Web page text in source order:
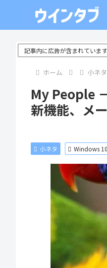
記事内に広告が含まれています
ホーム 小ネタ
My People
新機能、メ
小ネタ Windows